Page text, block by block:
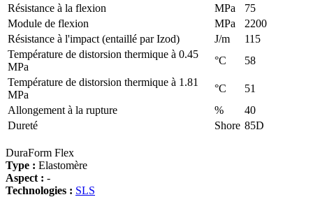
Résistance à la flexion
MPa
75
Module de flexion
MPa
2200
Résistance à l'impact (entaillé par Izod)
J/m
115
Température de distorsion thermique à 0.45
MPa
°C
58
Température de distorsion thermique à 1.81
MPa
°C
51
Allongement à la rupture
%
40
Dureté
Shore 85D
DuraForm Flex
Type : Elastomère
Aspect : -
Technologies : SLS